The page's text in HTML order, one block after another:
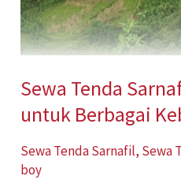
Sewa Tenda
untuk Berbagai
Sewa Tenda Sarnafil, Sewa
boy